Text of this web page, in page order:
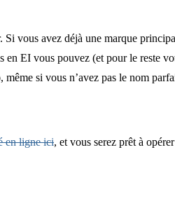
vous avez déjà une marque
EI vous pouvez (et pour le reste
si vous n’avez pas le nom
en ligne ici, et vous serez prêt à